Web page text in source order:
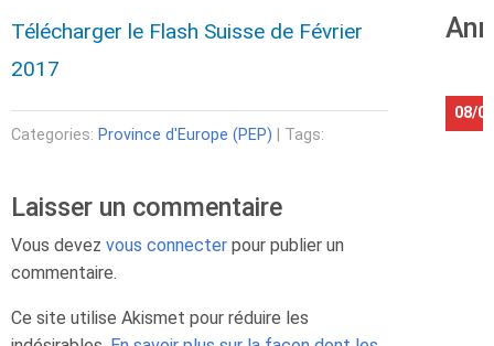
Télécharger le Flash Suisse de Février
2017
Categories: Province d'Europe (PEP) | Tags:
Laisser un commentaire
Vous devez vous connecter pour publier un
commentaire.
Ce site utilise Akismet pour réduire les
08/